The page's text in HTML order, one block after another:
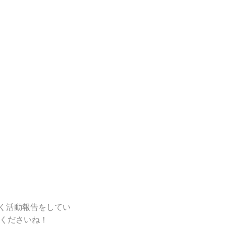
活動報告をしてい
ださいね！